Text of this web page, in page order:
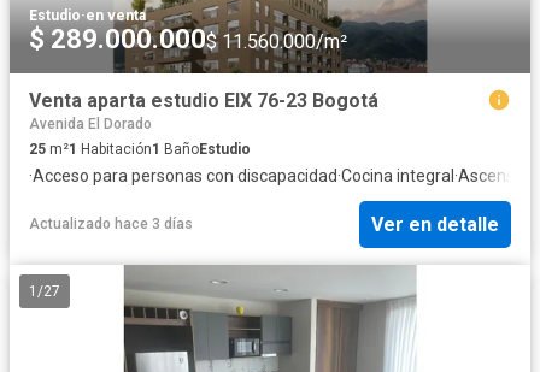
Estudio·en venta
$ 289.000.000$ 11.560.000/m²
Venta aparta estudio EIX 76-23 Bogotá
Avenida El Dorado
25 m²1 Habitación1 BañoEstudio
·Acceso para personas con discapacidad·Cocina integral·Ascensor
Actualizado hace 3 días Ver en detalle
1 /27